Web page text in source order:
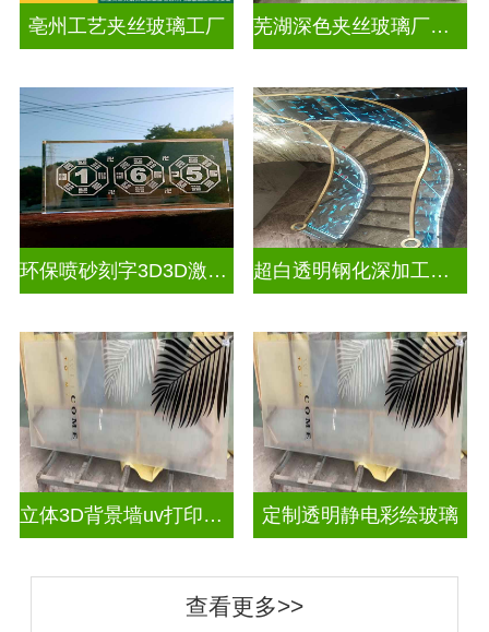
亳州工艺夹丝玻璃工厂 芜湖深色夹丝玻璃厂家电话
环保喷砂刻字3D3D激光内雕玻璃 超白透明钢化深加工激光内雕屏风
立体3D背景墙uv打印玻璃 定制透明静电彩绘玻璃
查看更多>>